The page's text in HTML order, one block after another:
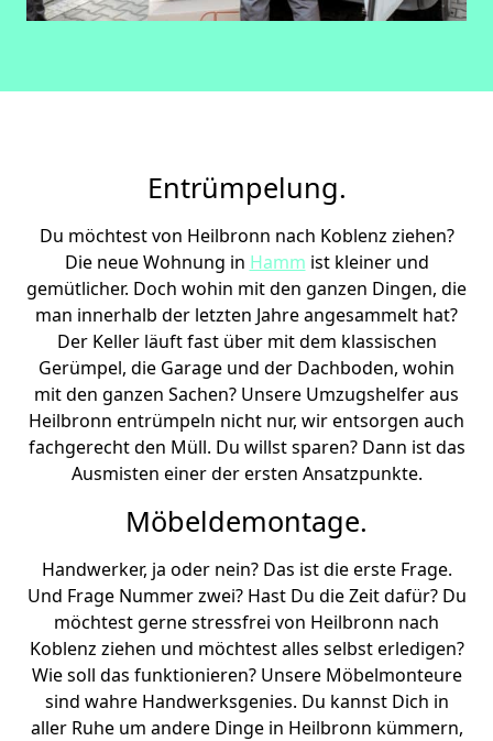
Entrümpelung.
Du möchtest von Heilbronn nach Koblenz ziehen?
Die neue Wohnung in Hamm ist kleiner und
gemütlicher. Doch wohin mit den ganzen Dingen, die
man innerhalb der letzten Jahre angesammelt hat?
Der Keller läuft fast über mit dem klassischen
Gerümpel, die Garage und der Dachboden, wohin
mit den ganzen Sachen? Unsere Umzugshelfer aus
Heilbronn entrümpeln nicht nur, wir entsorgen auch
fachgerecht den Müll. Du willst sparen? Dann ist das
Ausmisten einer der ersten Ansatzpunkte.
Möbeldemontage.
Handwerker, ja oder nein? Das ist die erste Frage.
Und Frage Nummer zwei? Hast Du die Zeit dafür? Du
möchtest gerne stressfrei von Heilbronn nach
Koblenz ziehen und möchtest alles selbst erledigen?
Wie soll das funktionieren? Unsere Möbelmonteure
sind wahre Handwerksgenies. Du kannst Dich in
aller Ruhe um andere Dinge in Heilbronn kümmern,